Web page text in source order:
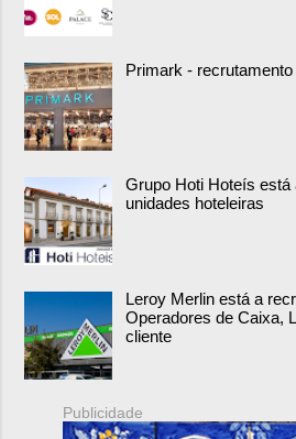
Primark -
Grupo Hoti Hoteís está
unidades hoteleiras
Leroy Merlin está a
Operadores de Caixa,
cliente
Publicidade